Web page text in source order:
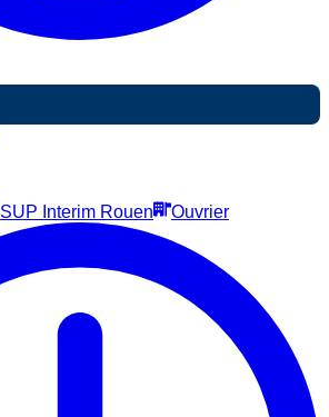
SUP Interim Rouen Ouvrier